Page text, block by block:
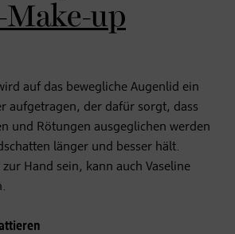
up
auf das bewegliche Augenlid ein
aufgetragen, der dafür sorgt, dass
und Rötungen ausgeglichen werden
länger und besser hält.
Hand sein, kann auch Vaseline